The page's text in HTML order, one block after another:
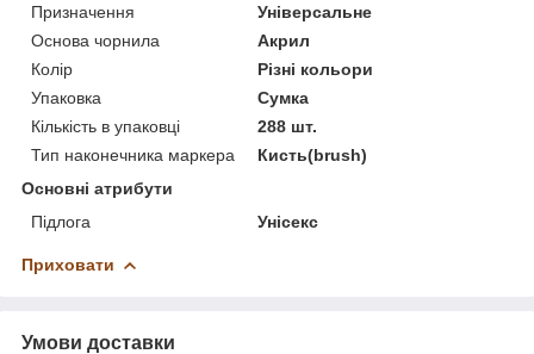
Призначення
Універсальне
Основа чорнила
Акрил
Колір
Різні кольори
Упаковка
Сумка
Кількість в упаковці
288 шт.
Тип наконечника маркера
Кисть(brush)
Основні атрибути
Підлога
Унісекс
Приховати
Умови доставки